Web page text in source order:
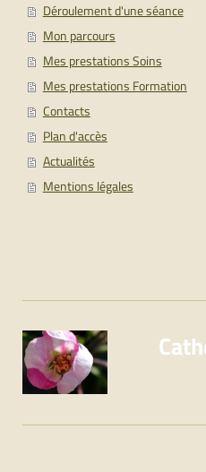
Déroulement d'une séance
Mon parcours
Mes prestations Soins
Mes prestations Formation
Contacts
Plan d'accès
Actualités
Mentions légales